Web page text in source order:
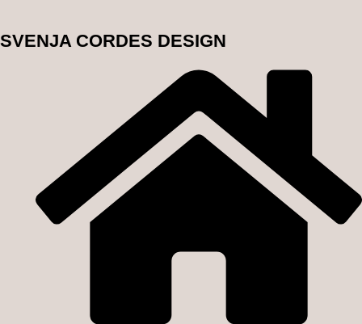
SVENJA CORDES DESIGN